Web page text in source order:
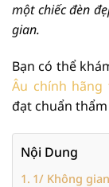
một chiếc đèn
gian.
Bạn có thể
Âu chính hãng
đạt chuẩn
Nội Dung
1/ Không